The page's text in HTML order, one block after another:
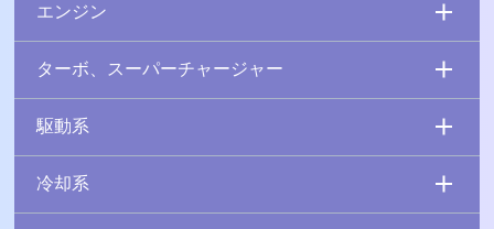
エンジン
ターボ、スーパーチャージャー
駆動系
冷却系